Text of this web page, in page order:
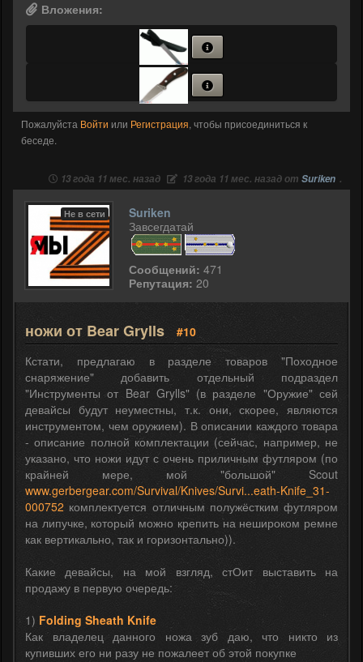
Вложения:
Пожалуйста Войти или Регистрация, чтобы присоединиться к
беседе.
13 года 11 мес. назад 13 года 11 мес. назад от Suriken .
Не в сети
Suriken
Завсегдатай
Сообщений: 471
Репутация: 20
ножи от Bear Grylls
#10
Кстати, предлагаю в разделе товаров "Походное
снаряжение" добавить отдельный подраздел
"Инструменты от Bear Grylls" (в разделе "Оружие" сей
девайсы будут неуместны, т.к. они, скорее, являются
инструментом, чем оружием). В описании каждого товара
- описание полной комплектации (сейчас, например, не
указано, что ножи идут с очень приличным футляром (по
крайней мере, мой "большой" Scout
www.gerbergear.com/Survival/Knives/Survi...eath-Knife_31-
000752 комплектуется отличным полужёстким футляром
на липучке, который можно крепить на нешироком ремне
как вертикально, так и горизонтально)).
Какие девайсы, на мой взгляд, стОит выставить на
продажу в первую очередь:
1) Folding Sheath Knife
Как владелец данного ножа зуб даю, что никто из
купивших его ни разу не пожалеет об этой покупке